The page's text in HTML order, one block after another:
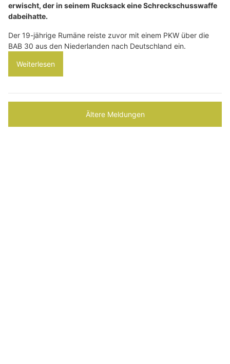
erwischt, der in seinem Rucksack eine Schreckschusswaffe
dabeihatte.
Der 19-jährige Rumäne reiste zuvor mit einem PKW über die
BAB 30 aus den Niederlanden nach Deutschland ein.
Weiterlesen
Ältere Meldungen